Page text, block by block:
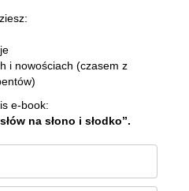
i nowościach (czasem z
e-book:
na słono i słodko”.